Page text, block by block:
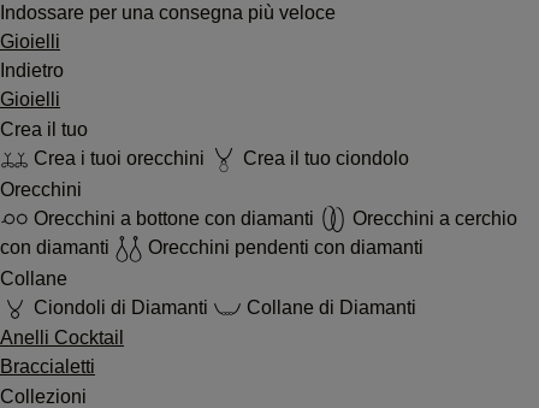
Indossare per una consegna più veloce
Gioielli
Indietro
Gioielli
Crea il tuo
Crea i tuoi orecchini
Crea il tuo ciondolo
Orecchini
Orecchini a bottone con diamanti
Orecchini a cerchio
con diamanti
Orecchini pendenti con diamanti
Collane
Ciondoli di Diamanti
Collane di Diamanti
Anelli Cocktail
Braccialetti
Collezioni